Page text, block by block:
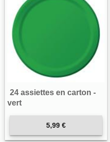
24 assiettes en carton -
vert
5,99 €